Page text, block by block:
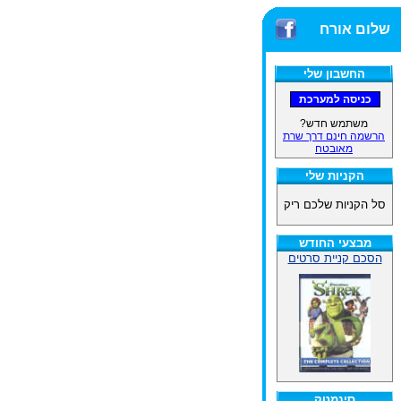
שלום אורח
החשבון שלי
משתמש חדש?
הרשמה חינם דרך שרת
מאובטח
הקניות שלי
סל הקניות שלכם ריק
מבצעי החודש
הסכם קניית סרטים